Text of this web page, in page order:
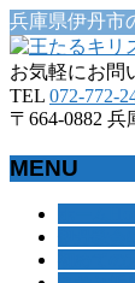
兵庫県伊丹市
お気軽にお問
TEL 072-772-
〒664-0882
MENU